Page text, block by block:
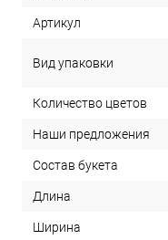
Артикул
Вид упаковки
Количество цветов
Наши предложения
Состав букета
Длина
Ширина